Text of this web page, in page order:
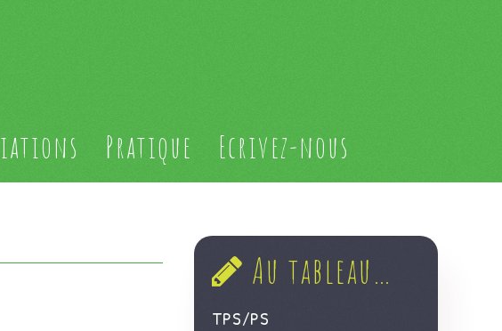
Pratique Ecrivez-nous
Au tableau…
TPS/PS